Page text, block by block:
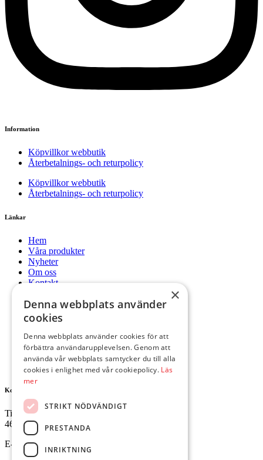
Information
Köpvillkor webbutik
Återbetalnings- och returpolicy
Köpvillkor webbutik
Återbetalnings- och returpolicy
Länkar
Hem
Våra produkter
Nyheter
Om oss
Kontakt
Hem
Våra produkter
Nyheter
Om oss
Kontakt
Mitt konto
Kontakta oss
Tingvallavägen 34
461 32 Trollhättan
E-mail:butik@ejesgolv.se
×
Denna webbplats använder
cookies
Denna webbplats använder cookies för att
förbättra användarupplevelsen. Genom att
använda vår webbplats samtycker du till alla
cookies i enlighet med vår cookiepolicy. Läs
mer
STRIKT NÖDVÄNDIGT
PRESTANDA
INRIKTNING